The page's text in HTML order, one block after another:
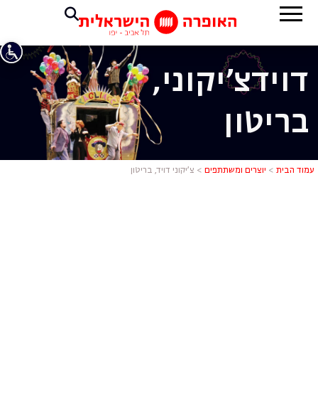
צ'יקוני
דוידצ'יקוני,
בריטון
עמוד הבית > יוצרים ומשתתפים > צ’יקוני דויד, בריטון